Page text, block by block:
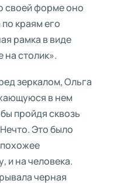
своей форме оно
краям его
рамка в виде
на столик».
зеркалом, Ольга
в нем
пройдя сквозь
Это было
и на человека.
черная